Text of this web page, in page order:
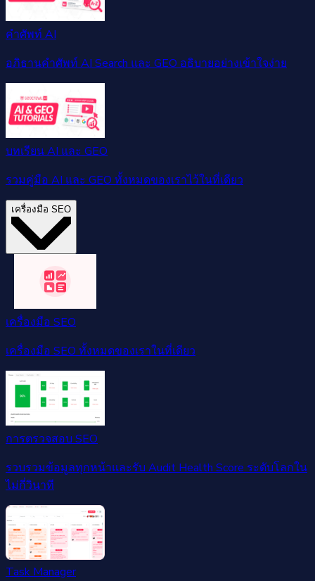
คำศัพท์ AI
อภิธานคำศัพท์ AI Search และ GEO อธิบายอย่างเข้าใจง่าย
บทเรียน AI และ GEO
รวมคู่มือ AI และ GEO ทั้งหมดของเราไว้ในที่เดียว
เครื่องมือ SEO
เครื่องมือ SEO
เครื่องมือ SEO ทั้งหมดของเราในที่เดียว
การตรวจสอบ SEO
รวบรวมข้อมูลทุกหน้าและรับ Audit Health Score ระดับโลกใน
ไม่กี่วินาที
Task Manager